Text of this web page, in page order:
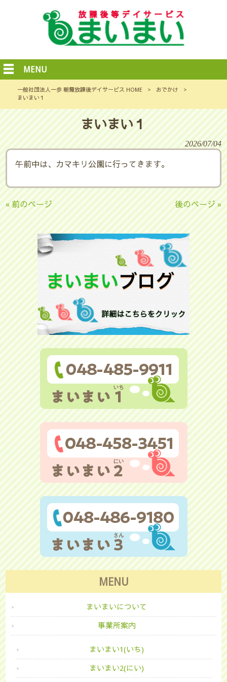
MENU
一般社団法人一歩 朝霞放課後デイサービス HOME > おでかけ
>
まいまい１
まいまい１
2026/07/04
午前中は、カマキリ公園に行ってきます。
« 前のページ 後のページ »
MENU
まいまいについて
事業所案内
まいまい1(いち)
まいまい2(にい)